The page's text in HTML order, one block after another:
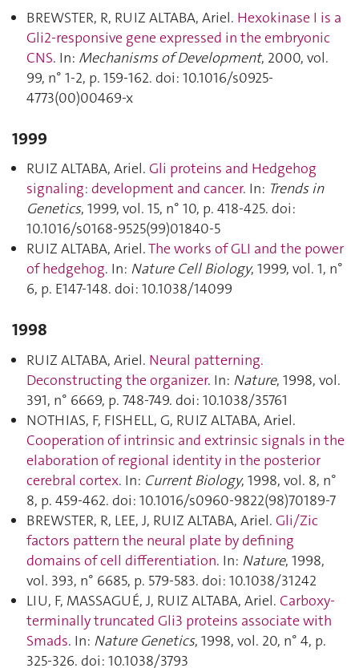
BREWSTER, R, RUIZ ALTABA, Ariel. Hexokinase I is a
Gli2-responsive gene expressed in the embryonic
CNS. In: Mechanisms of Development, 2000, vol.
99, n° 1-2, p. 159‑162. doi: 10.1016/s0925-
4773(00)00469-x
1999
RUIZ ALTABA, Ariel. Gli proteins and Hedgehog
signaling: development and cancer. In: Trends in
Genetics, 1999, vol. 15, n° 10, p. 418‑425. doi:
10.1016/s0168-9525(99)01840-5
RUIZ ALTABA, Ariel.The works of GLI and the power
of hedgehog. In: Nature Cell Biology, 1999, vol. 1, n°
6, p. E147‑148. doi: 10.1038/14099
1998
RUIZ ALTABA, Ariel. Neural patterning.
Deconstructing the organizer. In: Nature, 1998, vol.
391, n° 6669, p. 748‑749. doi: 10.1038/35761
NOTHIAS, F, FISHELL, G, RUIZ ALTABA, Ariel.
Cooperation of intrinsic and extrinsic signals in the
elaboration of regional identity in the posterior
cerebral cortex. In: Current Biology, 1998, vol. 8, n°
8, p. 459‑462. doi: 10.1016/s0960-9822(98)70189-7
BREWSTER, R, LEE, J, RUIZ ALTABA, Ariel. Gli/Zic
factors pattern the neural plate by defining
domains of cell differentiation. In: Nature, 1998,
vol. 393, n° 6685, p. 579‑583. doi: 10.1038/31242
LIU, F, MASSAGUÉ, J, RUIZ ALTABA, Ariel. Carboxy-
terminally truncated Gli3 proteins associate with
Smads. In: Nature Genetics, 1998, vol. 20, n° 4, p.
325‑326. doi: 10.1038/3793